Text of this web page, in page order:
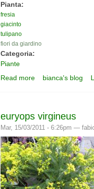
Pianta:
fresia
giacinto
tulipano
fiori da giardino
Categoria:
Piante
Read more about l'angolo delle
bianca's blog
euryops virgineus
Mar, 15/03/2011 - 6:26pm —